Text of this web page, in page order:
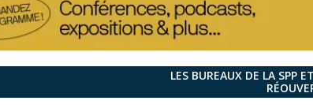
LES BUREAUX DE LA SPP